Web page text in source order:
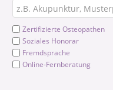
Zertifizierte Osteopathen
Soziales Honorar
Fremdsprache
Online-Fernberatung